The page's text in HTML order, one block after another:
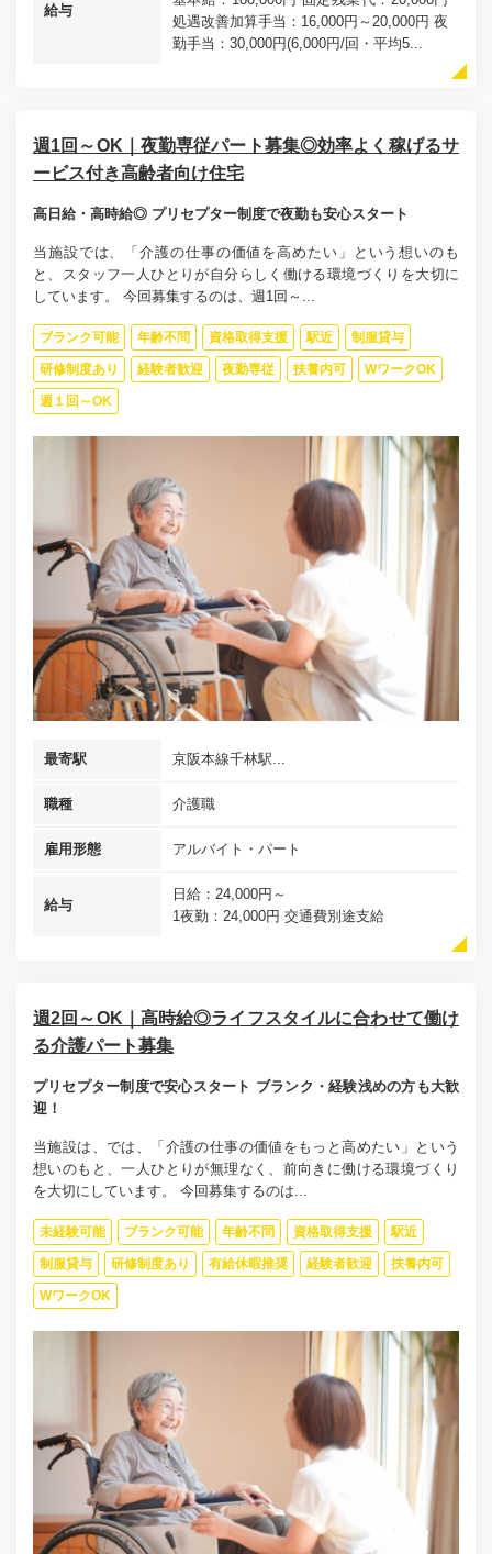
給与
処遇改善加算手当：16,000円～20,000円 夜
勤手当：30,000円(6,000円/回・平均5...
週1回～OK｜夜勤専従パート募集◎効率よく稼げるサ
ービス付き高齢者向け住宅
高日給・高時給◎ プリセプター制度で夜勤も安心スタート
当施設では、「介護の仕事の価値を高めたい」という想いのも
と、スタッフ一人ひとりが自分らしく働ける環境づくりを大切に
しています。 今回募集するのは、週1回～...
ブランク可能 年齢不問 資格取得支援 駅近 制服貸与
研修制度あり 経験者歓迎 夜勤専従 扶養内可 WワークOK
週１回～OK
最寄駅 京阪本線千林駅...
職種 介護職
雇用形態 アルバイト・パート
給与
日給：24,000円～
1夜勤：24,000円 交通費別途支給
週2回～OK｜高時給◎ライフスタイルに合わせて働け
る介護パート募集
プリセプター制度で安心スタート ブランク・経験浅めの方も大歓
迎！
当施設は、では、「介護の仕事の価値をもっと高めたい」という
想いのもと、一人ひとりが無理なく、前向きに働ける環境づくり
を大切にしています。 今回募集するのは...
未経験可能 ブランク可能 年齢不問 資格取得支援 駅近
制服貸与 研修制度あり 有給休暇推奨 経験者歓迎 扶養内可
WワークOK